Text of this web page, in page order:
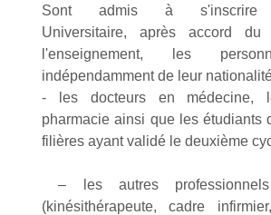
Sont admis à s'inscrire
Universitaire, après accord du
l'enseignement,
les
indépendamment de leur
- les docteurs en médecine,
pharmacie ainsi que les étudiants
filières ayant validé le deuxième
– les autres
(kinésithérapeute, cadre